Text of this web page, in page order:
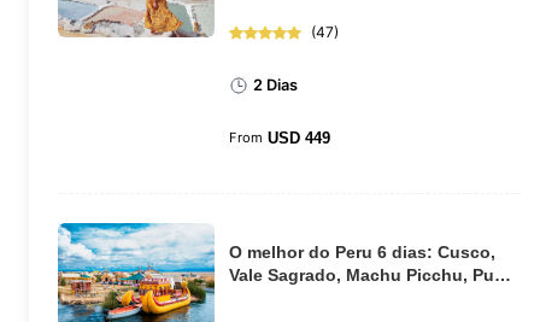
(47)
2 Dias
From USD 449
O melhor do Peru 6 dias: Cusco,
Vale Sagrado, Machu Picchu, Puno